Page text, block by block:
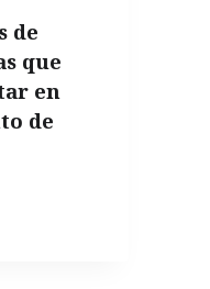
de
que
en
de